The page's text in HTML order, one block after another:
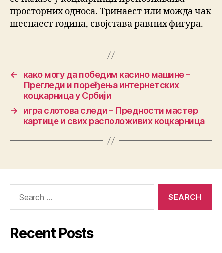
просторних односа. Тринаест или можда чак
шеснаест година, својстава равних фигура.
←
како могу да победим касино машине –
Прегледи и поређења интернетских
коцкарница у Србији
→
игра слотова следи – Предности мастер
картице и свих расположивих коцкарница
Recent Posts